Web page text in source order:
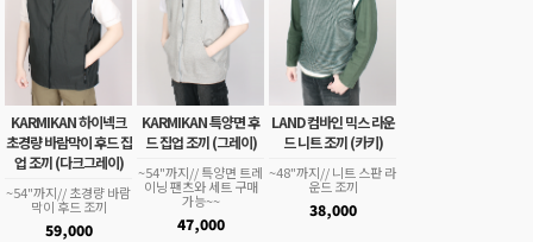
KARMIKAN 하이넥크
초경량 바람막이 후드 집
업 조끼 (다크그레이)
~54"까지// 초경량 바람
막이 후드 조끼
59,000
KARMIKAN 특양면 후
드 집업 조끼 (그레이)
~54"까지// 특양면 트레
이닝 팬츠와 세트 구매
가능~~
47,000
LAND 컴바인 믹스 라운
드 니트 조끼 (카키)
~48"까지// 니트 스판 라
운드 조끼
38,000